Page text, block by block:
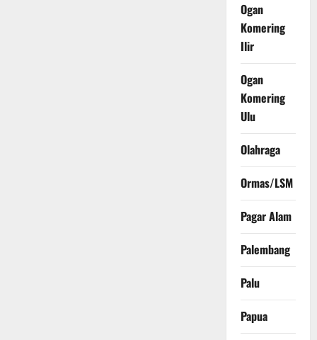
Ogan
Komering
Ilir
Ogan
Komering
Ulu
Olahraga
Ormas/LSM
Pagar Alam
Palembang
Palu
Papua